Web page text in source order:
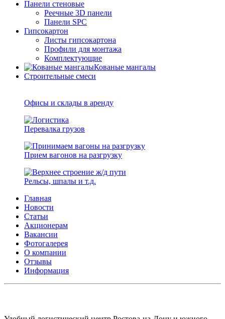
Панели стеновые
Реечные 3D панели
Панели SPC
Гипсокартон
Листы гипсокартона
Профили для монтажа
Комплектующие
Кованые мангалы
Строительные смеси
Офисы и склады в аренду
Перевалка грузов
Прием вагонов на разгрузку
Рельсы, шпалы и т.д.
Главная
Новости
Статьи
Акционерам
Вакансии
Фотогалерея
О компании
Отзывы
Информация